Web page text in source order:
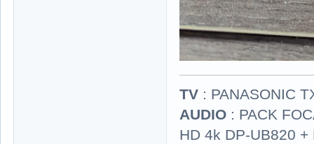
TV : PANASONIC
AUDIO : PACK
HD 4k DP-UB820